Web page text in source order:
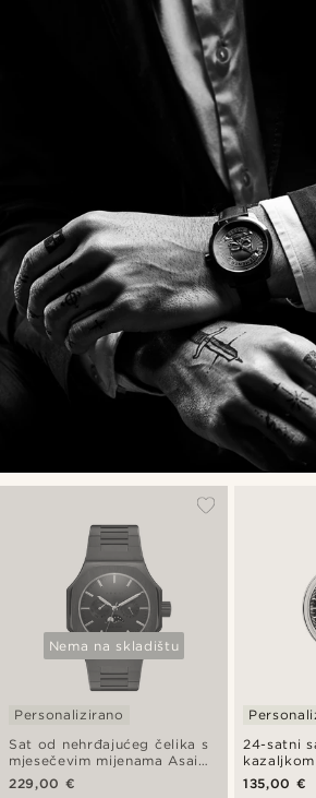
Nema na skladištu
Sat od nehrđajućeg čelika s
mjesečevim mijenama Asai
Mace
Personalizirano
229,00 €
24-satni
135,00 €